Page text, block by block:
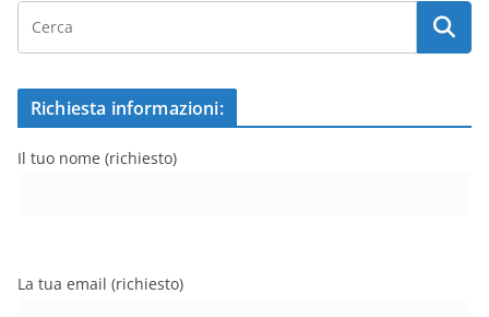
Richiesta informazioni:
Il tuo nome (richiesto)
La tua email (richiesto)